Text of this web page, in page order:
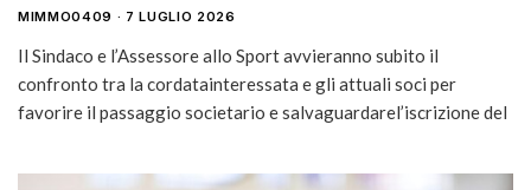
MIMMO0409 7 LUGLIO 2026
Il Sindaco e l’Assessore allo Sport avvieranno subito il
confronto tra la cordatainteressata e gli attuali soci per
favorire il passaggio societario e salvaguardarel’iscrizione del